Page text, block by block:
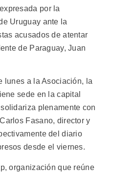
por la
Uruguay ante la
acusados de atentar
de Paraguay, Juan
lunes a la Asociación, la
sede en la capital
plenamente con
Fasano, director y
del diario
desde el viernes.
organización que reúne